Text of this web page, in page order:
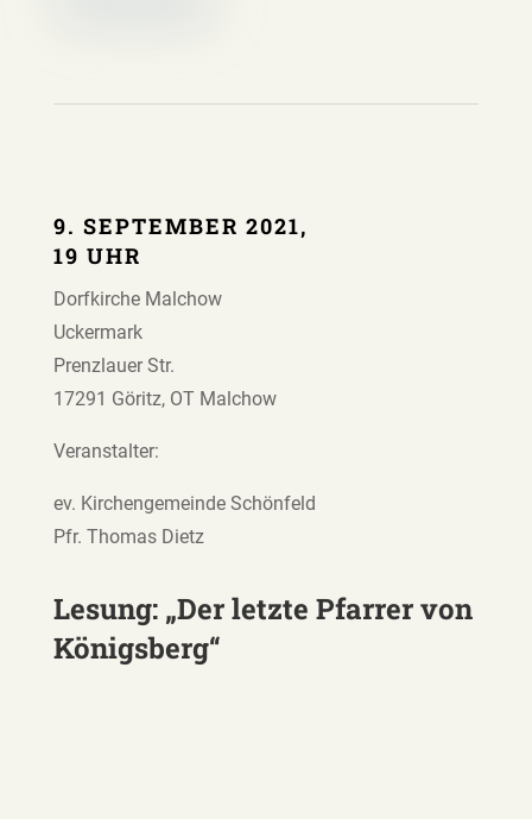
9. SEPTEMBER 2021,
19 UHR
Dorfkirche Malchow
Uckermark
Prenzlauer Str.
17291 Göritz, OT Malchow
Veranstalter:
ev. Kirchengemeinde Schönfeld
Pfr. Thomas Dietz
Lesung: „Der letzte Pfarrer von
Königsberg“